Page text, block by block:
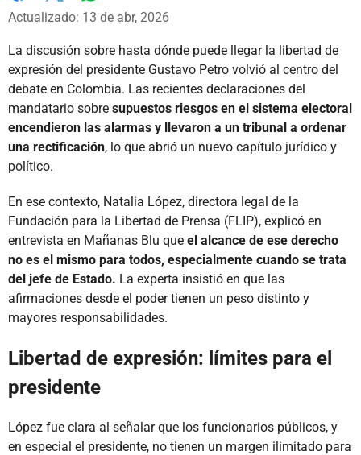
Facebook
X
Actualizado: 13 de abr, 2026
La discusión sobre hasta dónde puede llegar la libertad de
expresión del presidente Gustavo Petro volvió al centro del
debate en Colombia. Las recientes declaraciones del
mandatario sobre supuestos riesgos en el sistema electoral
encendieron las alarmas y llevaron a un tribunal a ordenar
una rectificación, lo que abrió un nuevo capítulo jurídico y
político.
En ese contexto, Natalia López, directora legal de la
Fundación para la Libertad de Prensa (FLIP), explicó en
entrevista en Mañanas Blu que el alcance de ese derecho
no es el mismo para todos, especialmente cuando se trata
del jefe de Estado. La experta insistió en que las
afirmaciones desde el poder tienen un peso distinto y
mayores responsabilidades.
Libertad de expresión: límites para el
presidente
López fue clara al señalar que los funcionarios públicos, y
en especial el presidente, no tienen un margen ilimitado para